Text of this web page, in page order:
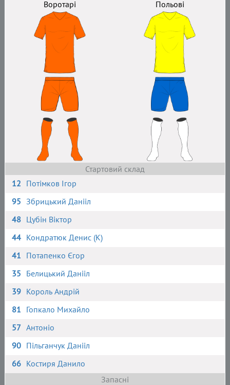
Воротарі
Польові
Стартовий склад
12 Потімков Ігор
95 Збрицький Данііл
48 Цубін Віктор
44 Кондратюк Денис (К)
41 Потапенко Єгор
35 Белицький Данііл
39 Король Андрій
81 Гопкало Михайло
57 Антоніо
90 Пільганчук Данііл
66 Костиря Данило
Запасні